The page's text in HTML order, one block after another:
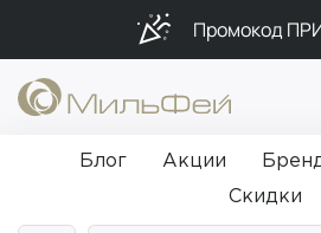
Промокод
Подарки в каждый
Бесплатная
Блог Акции
Скидки